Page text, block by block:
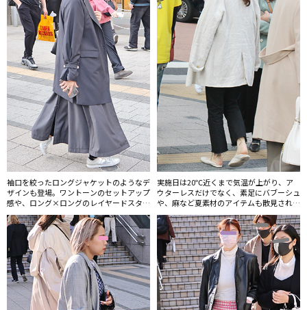
袖口を絞ったロングジャケットのようなデ
ザインも登場。ワントーンのセットアップ
感や、ロング×ロングのレイヤードスタイ
ルで今年らしさを演出していた。
実施日は20℃近くまで気温が上がり、ア
ウターレスだけでなく、素足にバブーシュ
や、麻など夏素材のアイテムも散見され
た。袖をロールアップしたビッグシルエッ
トのジャケットを、肩で羽織った“寅さ
ん”スタイルがクール。